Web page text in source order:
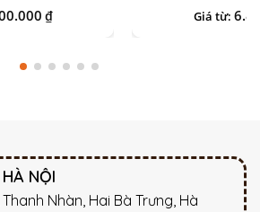
₫ Giá từ:
NỘI
Thanh Nhàn, Hai Bà Trưng, Hà